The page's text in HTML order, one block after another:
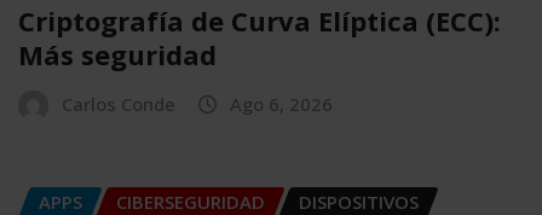
Criptografía de Curva Elíptica (ECC):
Más seguridad
Carlos Conde Ago 6, 2026
APPS CIBERSEGURIDAD
DISPOSITIVOS